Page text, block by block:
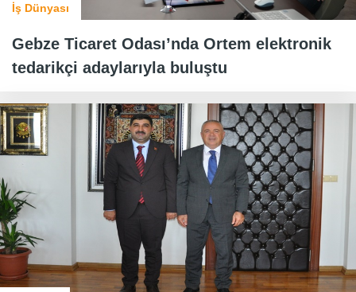
İş Dünyası
Gebze Ticaret Odası’nda Ortem elektronik
tedarikçi adaylarıyla buluştu